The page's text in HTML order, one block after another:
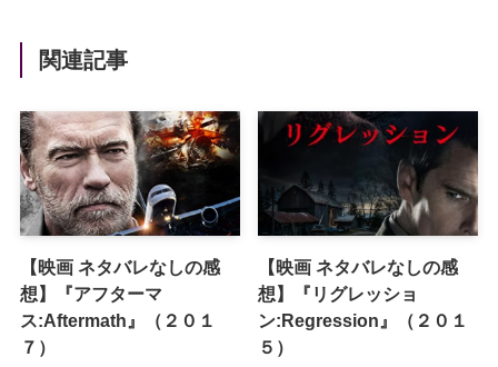
関連記事
【映画 ネタバレなしの感
想】『アフターマ
ス:Aftermath』（２０１
７）
【映画 ネタバレなしの感
想】『リグレッショ
ン:Regression』（２０１
５）